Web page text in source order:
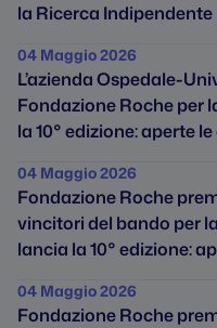
la Ricerca Indipendente
04 Maggio 2026
L’azienda Ospedale-
Fondazione Roche per
la 10° edizione: aperte
04 Maggio 2026
Fondazione Roche
vincitori del bando per
lancia la 10° edizione:
04 Maggio 2026
Fondazione Roche